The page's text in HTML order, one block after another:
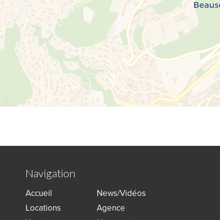
Navigation
Accueil
Locations
News/Vidéos
Agence